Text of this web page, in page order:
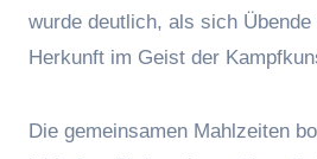
wurde deutlich, als sich
Herkunft im Geist der
Die gemeinsamen Mahlzeiten